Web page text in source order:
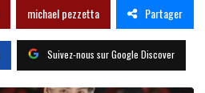
michael pezzetta Partager
Suivez-nous sur Google Discover